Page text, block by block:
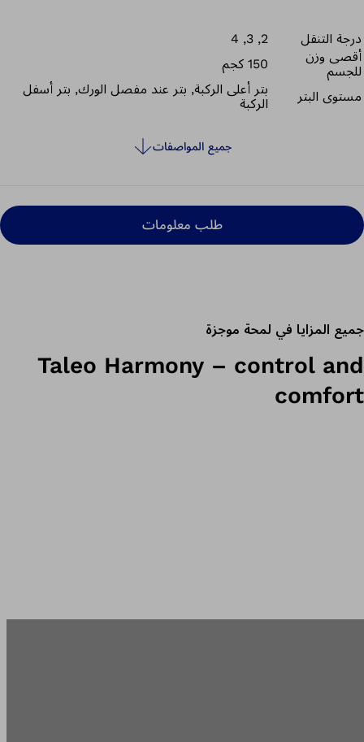
التركيب المحكم أيضًا وجود خلوص أقل بين الطرف المُتبقي والتجويفة،
وهذا يقلل من تهيُّج الجلد. تدعم الطريقة الطبيعي لدوران الساق أثناء
حركتها؛ لضمان إمكانية التحرك براحة رغمًا عن التركيب المحكم ودون
الشعور بالإجهاد الناتج عن الالتواء في التجويفة. وهذا يعزز راحتك في
درجة التنقل
2, 3, 4
أقصى وزن
للجسم
150 كجم
مستوى البتر
بتر أعلى الركبة, بتر عند مفصل الورك, بتر أسفل
الركبة
جميع المواصفات
طلب معلومات
جميع المزايا في لمحة موجزة
Taleo Harmony – control and
comfort